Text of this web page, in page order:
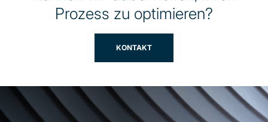
Prozess zu optimieren?
KONTAKT